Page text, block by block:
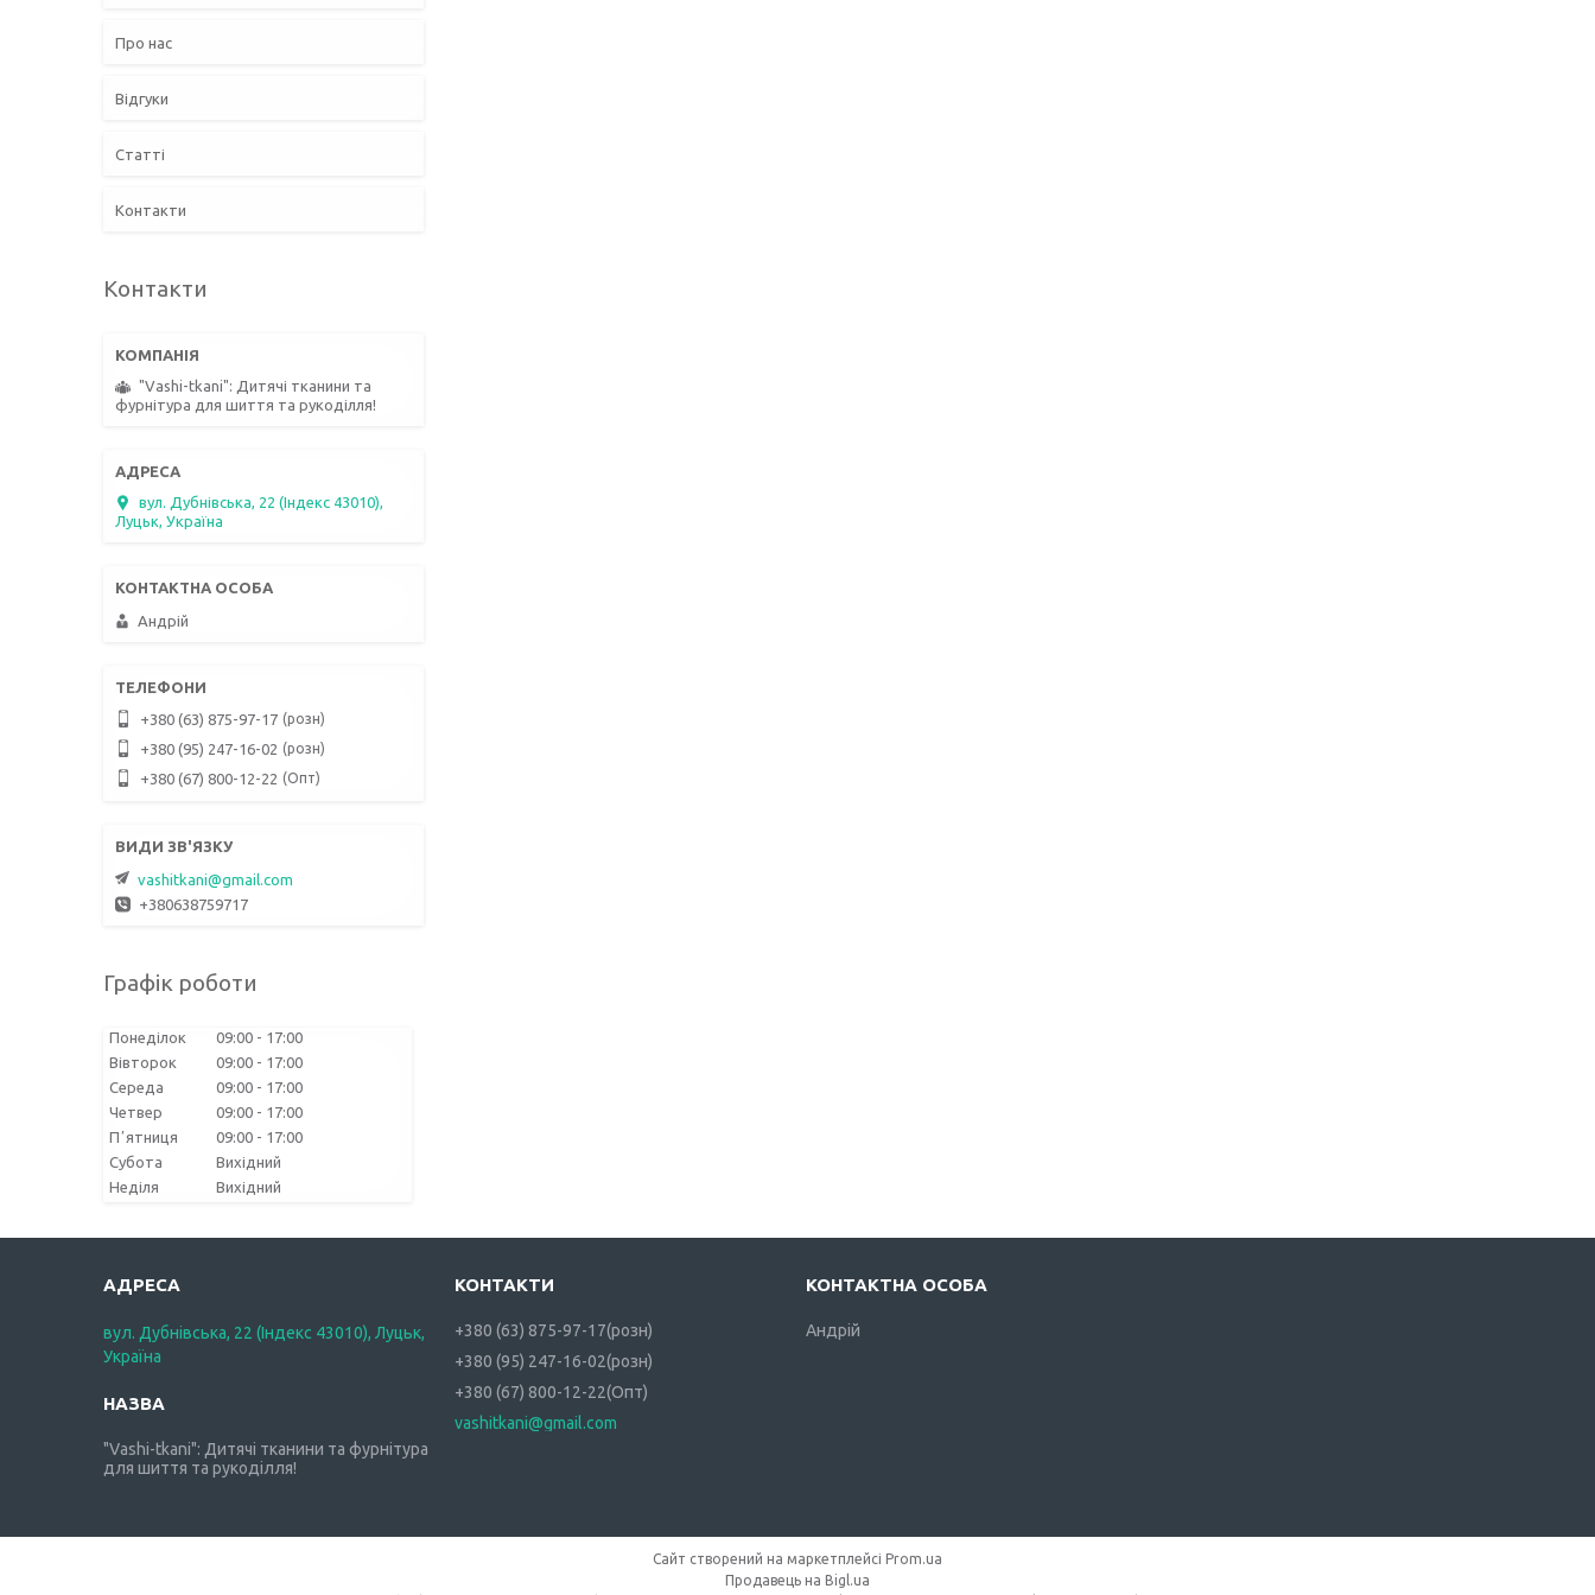
Про нас
Відгуки
Статті
Контакти
Контакти
"Vashi-tkani": Дитячі тканини та
фурнітура для шиття та рукоділля!
вул. Дубнівська, 22 (Індекс 43010),
Луцьк, Україна
Андрій
+380 (63) 875-97-17 розн
+380 (95) 247-16-02 розн
+380 (67) 800-12-22 Опт
vashitkani@gmail.com
+380638759717
Графік роботи
Понеділок 09:00
17:00
Вівторок
09:00
17:00
Середа
09:00
17:00
Четвер
09:00
17:00
Пʼятниця
09:00
17:00
Субота
Вихідний
Неділя
Вихідний
вул. Дубнівська, 22 (Індекс 43010), Луцьк,
Україна
"Vashi-tkani": Дитячі тканини та фурнітура
для шиття та рукоділля!
+380 (63) 875-97-17 розн
+380 (95) 247-16-02 розн
+380 (67) 800-12-22 Опт
vashitkani@gmail.com
Андрій
Сайт створений на маркетплейсі Prom.ua
Продавець на Bigl.ua